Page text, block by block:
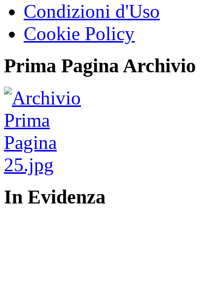
Condizioni d'Uso
Cookie Policy
Prima Pagina Archivio
In Evidenza